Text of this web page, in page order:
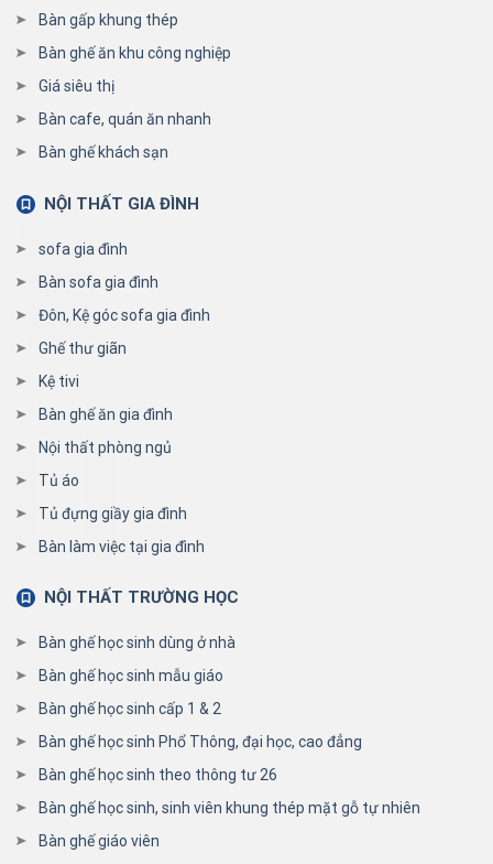
Bàn gấp khung thép
Bàn ghế ăn khu công nghiệp
Giá siêu thị
Bàn cafe, quán ăn nhanh
Bàn ghế khách sạn
NỘI THẤT GIA ĐÌNH
sofa gia đình
Bàn sofa gia đình
Đôn, Kệ góc sofa gia đình
Ghế thư giãn
Kệ tivi
Bàn ghế ăn gia đình
Nội thất phòng ngủ
Tủ áo
Tủ đựng giầy gia đình
Bàn làm việc tại gia đình
NỘI THẤT TRƯỜNG HỌC
Bàn ghế học sinh dùng ở nhà
Bàn ghế học sinh mẫu giáo
Bàn ghế học sinh cấp 1 & 2
Bàn ghế học sinh Phổ Thông, đại học, cao đẳng
Bàn ghế học sinh theo thông tư 26
Bàn ghế học sinh, sinh viên khung thép mặt gỗ tự nhiên
Bàn ghế giáo viên